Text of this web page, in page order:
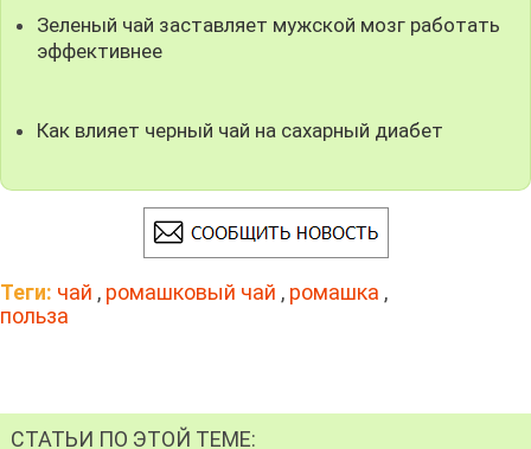
Зеленый чай заставляет мужской мозг работать
эффективнее
Как влияет черный чай на сахарный диабет
Теги: чай , ромашковый чай , ромашка ,
польза
СТАТЬИ ПО ЭТОЙ ТЕМЕ: